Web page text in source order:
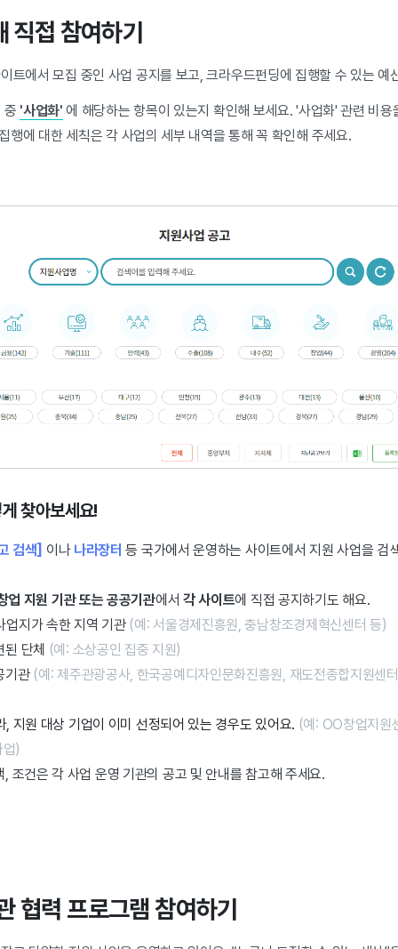
직접 참여하기
트에서 모집 중인 사업 공지를 보고, 크라우드펀딩에 집행할 수 있는 예
중 '사업화' 에 해당하는 항목이 있는지 확인해 보세요. '사업화' 관련 비
행에 대한 세칙은 각 사업의 세부 내역을 통해 꼭 확인해 주세요.
찾아보세요!
검색] 이나 나라장터 등 국가에서 운영하는 사이트에서 지원 사업을 검
업 지원 기관 또는 공공기관에서 각사이트에 직접 공지하기도 해요.
업지가 속한 지역 기관 (예: 서울경제진흥원, 충남창조경제혁신센터 등)
단체 (예: 소상공인 집중 지원)
기관 (예: 제주관광공사, 한국공예디자인문화진흥원, 재도전종합지원센
, 지원 대상 기업이 이미 선정되어 있는 경우도 있어요. (예: OO창업지원
)
조건은 각 사업 운영 기관의 공고 및 안내를 참고해 주세요.
협력 프로그램 참여하기